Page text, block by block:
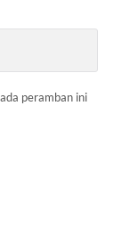
peramban ini